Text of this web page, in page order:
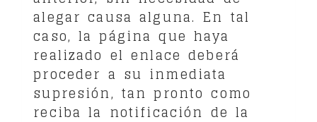
alegar causa alguna. En tal
caso, la página que haya
realizado el enlace deberá
proceder a su inmediata
supresión, tan pronto como
reciba la notificación de la